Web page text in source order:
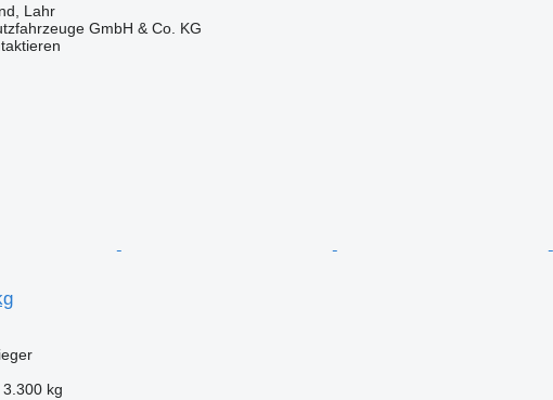
Lahr
GmbH & Co. KG
3.300 kg